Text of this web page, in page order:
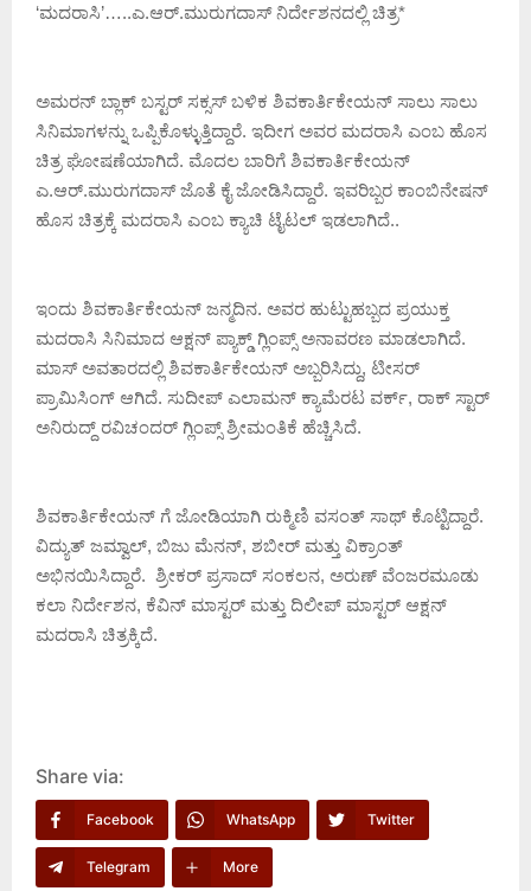
‘ಮದರಾಸಿ’…..ಎ.ಆರ್.ಮುರುಗದಾಸ್ ನಿರ್ದೇಶನದಲ್ಲಿ ಚಿತ್ರ*
ಅಮರನ್ ಬ್ಲಾಕ್ ಬಸ್ಟರ್ ಸಕ್ಸಸ್ ಬಳಿಕ ಶಿವಕಾರ್ತಿಕೇಯನ್ ಸಾಲು ಸಾಲು
ಸಿನಿಮಾಗಳನ್ನು ಒಪ್ಪಿಕೊಳ್ಳುತ್ತಿದ್ದಾರೆ. ಇದೀಗ ಅವರ ಮದರಾಸಿ ಎಂಬ ಹೊಸ
ಚಿತ್ರ ಘೋಷಣೆಯಾಗಿದೆ. ಮೊದಲ ಬಾರಿಗೆ ಶಿವಕಾರ್ತಿಕೇಯನ್
ಎ.ಆರ್.ಮುರುಗದಾಸ್ ಜೊತೆ ಕೈ ಜೋಡಿಸಿದ್ದಾರೆ. ಇವರಿಬ್ಬರ ಕಾಂಬಿನೇಷನ್
ಹೊಸ ಚಿತ್ರಕ್ಕೆ ಮದರಾಸಿ ಎಂಬ ಕ್ಯಾಚಿ ಟೈಟಲ್ ಇಡಲಾಗಿದೆ..
ಇಂದು ಶಿವಕಾರ್ತಿಕೇಯನ್ ಜನ್ಮದಿನ. ಅವರ ಹುಟ್ಟುಹಬ್ಬದ ಪ್ರಯುಕ್ತ
ಮದರಾಸಿ ಸಿನಿಮಾದ ಆಕ್ಷನ್ ಪ್ಯಾಕ್ಡ್ ಗ್ಲಿಂಪ್ಸ್ ಅನಾವರಣ ಮಾಡಲಾಗಿದೆ.
ಮಾಸ್ ಅವತಾರದಲ್ಲಿ ಶಿವಕಾರ್ತಿಕೇಯನ್ ಅಬ್ಬರಿಸಿದ್ದು, ಟೀಸರ್
ಪ್ರಾಮಿಸಿಂಗ್ ಆಗಿದೆ. ಸುದೀಪ್ ಎಲಾಮನ್ ಕ್ಯಾಮೆರಟ ವರ್ಕ್, ರಾಕ್ ಸ್ಟಾರ್
ಅನಿರುದ್ದ್ ರವಿಚಂದರ್ ಗ್ಲಿಂಪ್ಸ್ ಶ್ರೀಮಂತಿಕೆ ಹೆಚ್ಚಿಸಿದೆ.
ಶಿವಕಾರ್ತಿಕೇಯನ್ ಗೆ ಜೋಡಿಯಾಗಿ ರುಕ್ಮಿಣಿ ವಸಂತ್ ಸಾಥ್ ಕೊಟ್ಟಿದ್ದಾರೆ.
ವಿದ್ಯುತ್ ಜಮ್ವಾಲ್, ಬಿಜು ಮೆನನ್, ಶಬೀರ್ ಮತ್ತು ವಿಕ್ರಾಂತ್
ಅಭಿನಯಿಸಿದ್ದಾರೆ. ಶ್ರೀಕರ್ ಪ್ರಸಾದ್ ಸಂಕಲನ, ಅರುಣ್ ವೆಂಜರಮೂಡು
ಕಲಾ ನಿರ್ದೇಶನ, ಕೆವಿನ್ ಮಾಸ್ಟರ್ ಮತ್ತು ದಿಲೀಪ್ ಮಾಸ್ಟರ್ ಆಕ್ಷನ್
ಮದರಾಸಿ ಚಿತ್ರಕ್ಕಿದೆ.
Share via:
Facebook WhatsApp Twitter
Telegram More